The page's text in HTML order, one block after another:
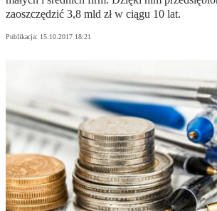
zaoszczędzić 3,8 mld zł w ciągu 10 lat.
Publikacja: 15.10.2017 18:21